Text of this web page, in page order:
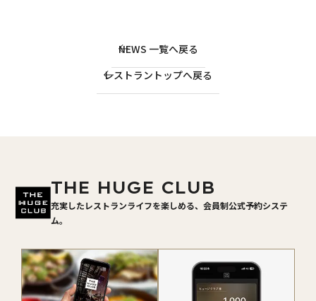
NEWS 一覧へ戻る
レストラントップへ戻る
THE HUGE CLUB
充実したレストランライフを楽しめる、会員制公式予約システ
ム。